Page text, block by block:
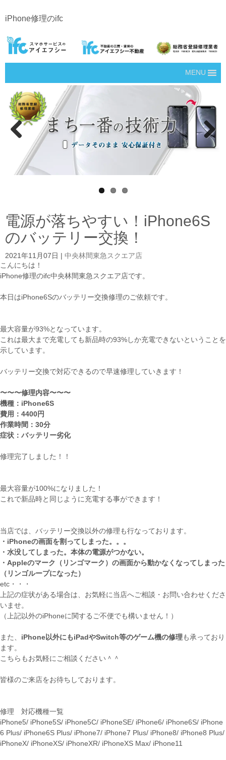
iPhone修理のifc
MENU
Next
電源が落ちやすい！iPhone6S
のバッテリー交換！
2021年11月07日
中央林間東急スクエア店
こんにちは！
iPhone修理のifc中央林間東急スクエア店です。
本日はiPhone6Sのバッテリー交換修理のご依頼です。
最大容量が93%となっています。
これは最大まで充電しても新品時の93%しか充電できないということを
示しています。
バッテリー交換で対応できるので早速修理していきます！
〜〜〜修理内容〜〜〜
機種：iPhone6S
費用：4400円
作業時間：30分
症状：バッテリー劣化
修理完了しました！！
最大容量が100%になりました！
これで新品時と同じように充電する事ができます！
当店では、バッテリー交換以外の修理も行なっております。
・iPhoneの画面を割ってしまった。。。
・水没してしまった。本体の電源がつかない。
・Appleのマーク（リンゴマーク）の画面から動かなくなってしまった
（リンゴループになった）
etc・・・
上記の症状がある場合は、お気軽に当店へご相談・お問い合わせくださ
いませ。
（上記以外のiPhoneに関するご不便でも構いません！）
また、 iPhone以外にもiPadやSwitch等のゲーム機の修理も承っており
ます。
こちらもお気軽にご相談ください＾＾
皆様のご来店をお待ちしております。
修理 対応機種一覧
iPhone5/ iPhone5S/ iPhone5C/ iPhoneSE/ iPhone6/ iPhone6S/ iPhone
6 Plus/ iPhone6S Plus/ iPhone7/ iPhone7 Plus/ iPhone8/ iPhone8 Plus/
iPhoneX/ iPhoneXS/ iPhoneXR/ iPhoneXS Max/ iPhone11